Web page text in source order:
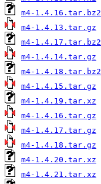
m4-1.4.16.tar.bz2
m4-1.4.13.tar.gz
m4-1.4.17.tar.bz2
m4-1.4.14.tar.gz
m4-1.4.18.tar.bz2
m4-1.4.15.tar.gz
m4-1.4.19.tar.xz
m4-1.4.16.tar.gz
m4-1.4.17.tar.gz
m4-1.4.18.tar.gz
m4-1.4.20.tar.xz
m4-1.4.21.tar.xz